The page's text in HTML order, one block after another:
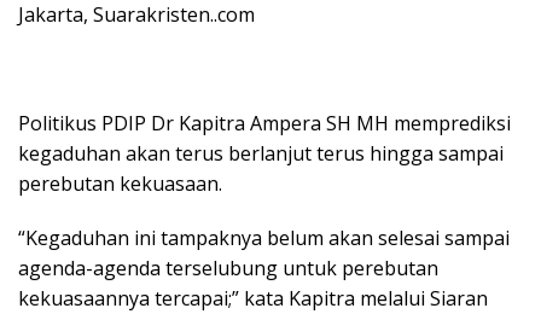
Jakarta, Suarakristen..com
Politikus PDIP Dr Kapitra Ampera SH MH memprediksi
kegaduhan akan terus berlanjut terus hingga sampai
perebutan kekuasaan.
“Kegaduhan ini tampaknya belum akan selesai sampai
agenda-agenda terselubung untuk perebutan
kekuasaannya tercapai;” kata Kapitra melalui Siaran